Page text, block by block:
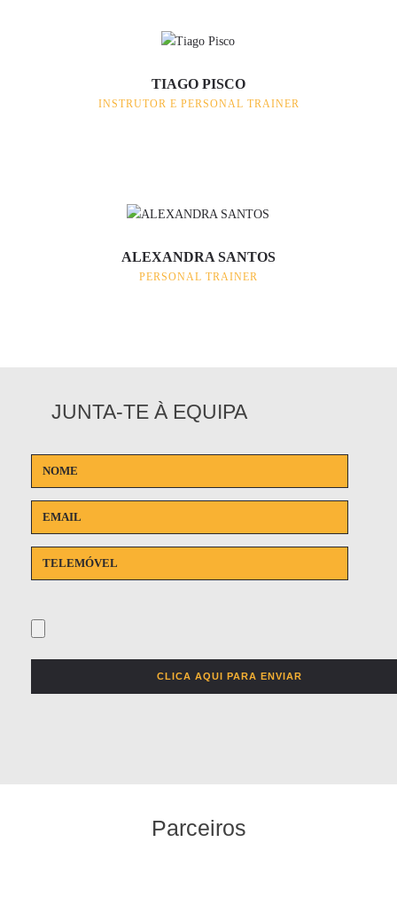
TIAGO PISCO
INSTRUTOR E PERSONAL TRAINER
ALEXANDRA SANTOS
PERSONAL TRAINER
JUNTA-TE À EQUIPA
Parceiros